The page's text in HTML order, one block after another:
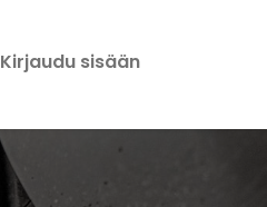
Kirjaudu sisään